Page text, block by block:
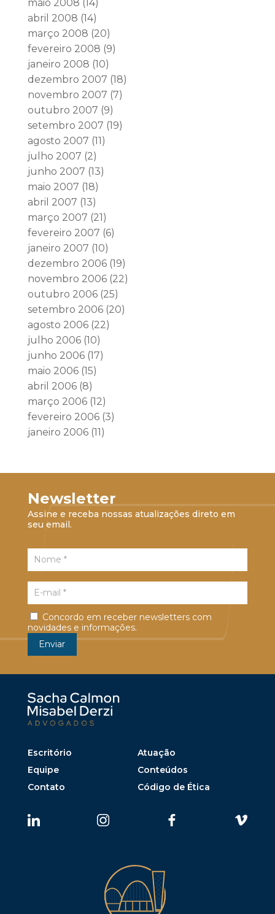
maio 2008 (14)
abril 2008 (14)
março 2008 (20)
fevereiro 2008 (9)
janeiro 2008 (10)
dezembro 2007 (18)
novembro 2007 (7)
outubro 2007 (9)
setembro 2007 (19)
agosto 2007 (11)
julho 2007 (2)
junho 2007 (13)
maio 2007 (18)
abril 2007 (13)
março 2007 (21)
fevereiro 2007 (6)
janeiro 2007 (10)
dezembro 2006(19)
novembro 2006(22)
outubro 2006(25)
setembro 2006(20)
agosto 2006(22)
julho 2006(10)
junho 2006(17)
maio 2006(15)
abril 2006(8)
março 2006(12)
fevereiro 2006(3)
janeiro 2006(11)
Newsletter
Assine e receba nossas atualizações direto em
seu email.
Concordo em receber newsletters com
novidades e informações.
Escritório
Atuação
Equipe
Conteúdos
Contato
Código de Ética